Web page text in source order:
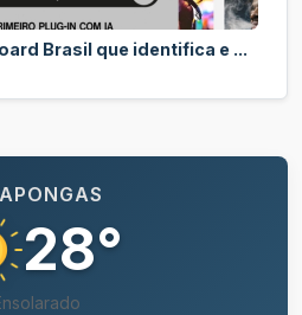
Brasil que identifica e ...
28°